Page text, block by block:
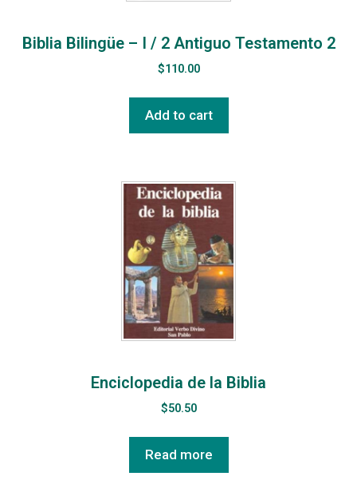
Biblia Bilingüe – I / 2 Antiguo Testamento 2
$110.00
Add to cart
Enciclopedia de la Biblia
$50.50
Read more